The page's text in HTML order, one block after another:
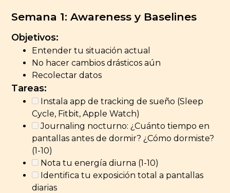
Semana 1: Awareness y Baselines
Objetivos:
Entender tu situación actual
No hacer cambios drásticos aún
Recolectar datos
Tareas:
Instala app de tracking de sueño (Sleep
Cycle, Fitbit, Apple Watch)
Journaling nocturno: ¿Cuánto tiempo en
pantallas antes de dormir? ¿Cómo dormiste?
(1-10)
Nota tu energía diurna (1-10)
Identifica tu exposición total a pantallas
diarias